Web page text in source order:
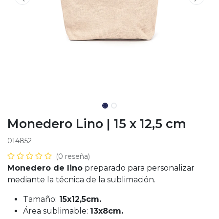
Monedero Lino | 15 x 12,5 cm
014852
(0 reseña)
Monedero de lino preparado para personalizar
mediante la técnica de la sublimación.
Tamaño: 15x12,5cm.
Área sublimable: 13x8cm.